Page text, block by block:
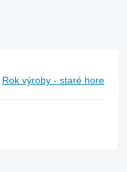
Rok výroby - staré hore